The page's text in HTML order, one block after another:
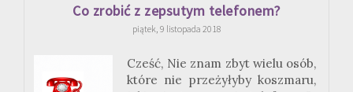
Co zrobić z zepsutym telefonem?
piątek, 9 listopada 2018
Cześć, Nie znam zbyt wielu osób,
które nie przeżyłyby koszmaru,